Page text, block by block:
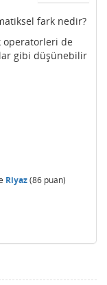
fark nedir?
operatorleri de
gibi düşünebilir
Riyaz(86 puan)